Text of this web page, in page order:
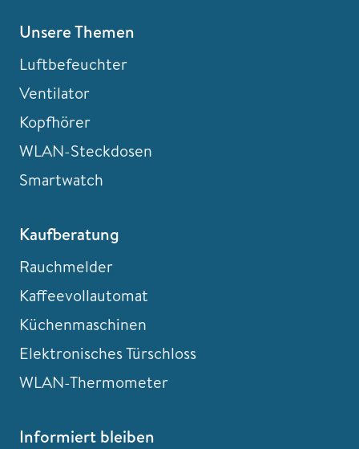
Unsere Themen
Luftbefeuchter
Ventilator
Kopfhörer
WLAN-Steckdosen
Smartwatch
Kaufberatung
Rauchmelder
Kaffeevollautomat
Küchenmaschinen
Elektronisches Türschloss
WLAN-Thermometer
Informiert bleiben